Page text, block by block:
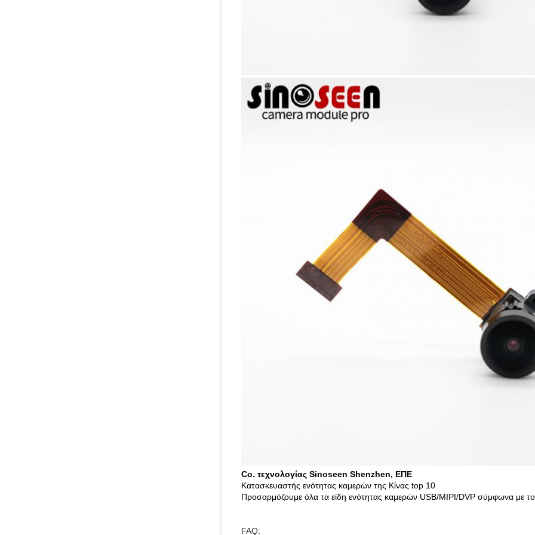
Co. τεχνολογίας Sinoseen Shenzhen, ΕΠΕ
Κατασκευαστής ενότητας καμερών της Κίνας top 10
Προσαρμόζουμε όλα τα είδη ενότητας καμερών USB/MIPI/DVP σύμφωνα με
FAQ: